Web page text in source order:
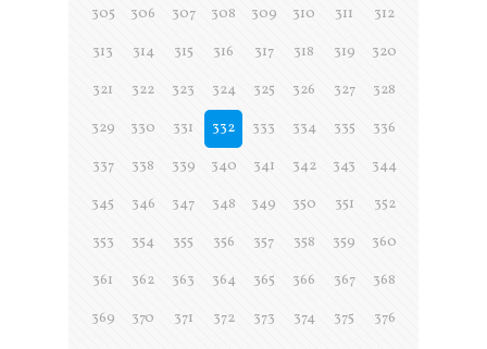
305
306 307 308 309 310 311
312
313
314 315 316 317 318 319
320
321
322 323 324 325 326 327
328
329
330 331 332 333 334 335
336
337
338 339 340 341 342 343
344
345
346 347 348 349 350 351
352
353
354 355 356 357 358 359
360
361
362 363 364 365 366 367
368
369
370 371 372 373 374 375
376